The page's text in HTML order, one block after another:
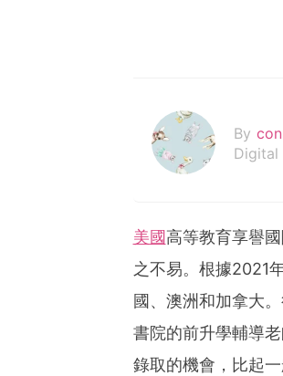
By
Digital
美國高等教育享譽
之不易。根據2021
國、澳洲和加拿大
書院的前升學輔導
錄取的機會，比起